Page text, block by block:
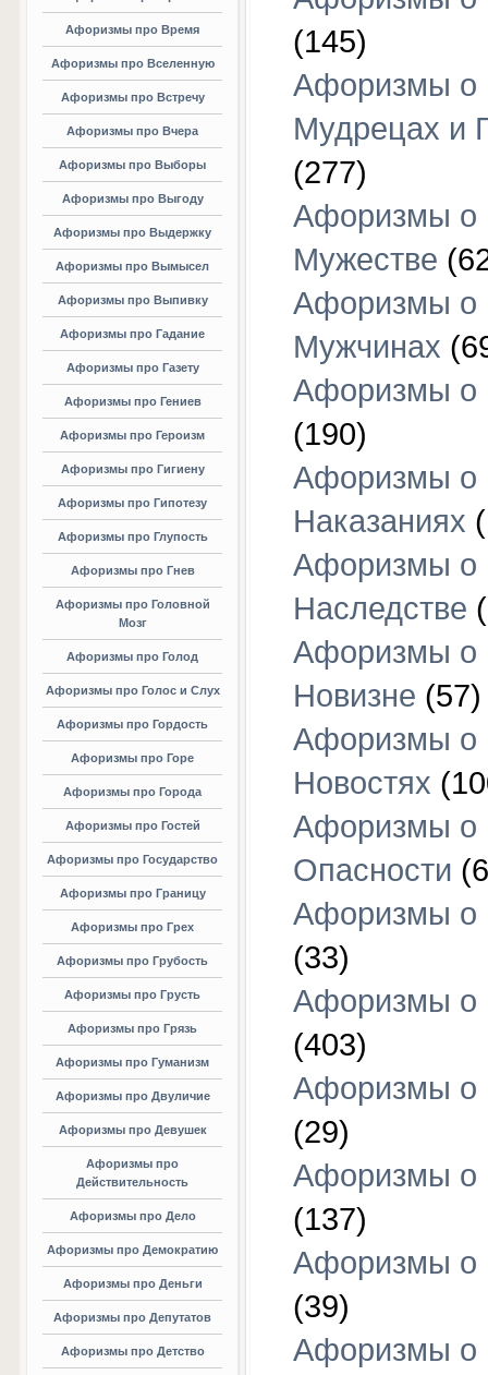
Афоризмы про Время
Афоризмы про Вселенную
Афоризмы про Встречу
Афоризмы про Вчера
Афоризмы про Выборы
Афоризмы про Выгоду
Афоризмы про Выдержку
Афоризмы про Вымысел
Афоризмы про Выпивку
Афоризмы про Гадание
Афоризмы про Газету
Афоризмы про Гениев
Афоризмы про Героизм
Афоризмы про Гигиену
Афоризмы про Гипотезу
Афоризмы про Глупость
Афоризмы про Гнев
Афоризмы про Головной
Мозг
Афоризмы про Голод
Афоризмы про Голос и Слух
Афоризмы про Гордость
Афоризмы про Горе
Афоризмы про Города
Афоризмы про Гостей
Афоризмы про Государство
Афоризмы про Границу
Афоризмы про Грех
Афоризмы про Грубость
Афоризмы про Грусть
Афоризмы про Грязь
Афоризмы про Гуманизм
Афоризмы про Двуличие
Афоризмы про Девушек
Афоризмы про
Действительность
Афоризмы про Дело
Афоризмы про Демократию
Афоризмы про Деньги
Афоризмы про Депутатов
Афоризмы про Детство
(145)
Афоризмы о
Мудрецах и
(277)
Афоризмы о
Мужестве
Афоризмы о
Мужчинах
Афоризмы о
(190)
Афоризмы о
Наказаниях
Афоризмы о
Наследстве
Афоризмы о
Новизне (57)
Афоризмы о
Новостях
Афоризмы о
Опасности
Афоризмы о
(33)
Афоризмы
(403)
Афоризмы о
(29)
Афоризмы о
(137)
Афоризмы о
(39)
Афоризмы о